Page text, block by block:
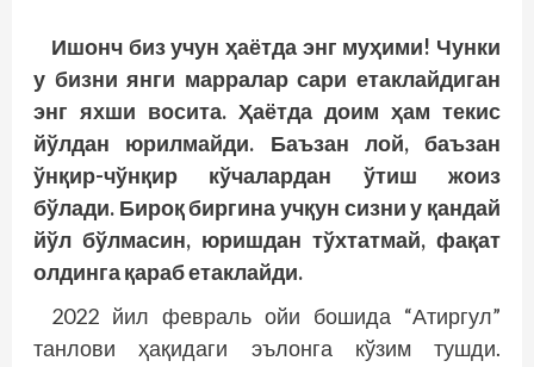
Ишонч биз учун ҳаётда энг муҳими! Чунки
у бизни янги марралар сари етаклайдиган
энг яхши восита. Ҳаётда доим ҳам текис
йўлдан юрилмайди. Баъзан лой, баъзан
ўнқир-чўнқир кўчалардан ўтиш жоиз
бўлади. Бироқ биргина учқун сизни у қандай
йўл бўлмасин, юришдан тўхтатмай, фақат
олдинга қараб етаклайди.
2022 йил февраль ойи бошида “Атиргул”
танлови ҳақидаги эълонга кўзим тушди.